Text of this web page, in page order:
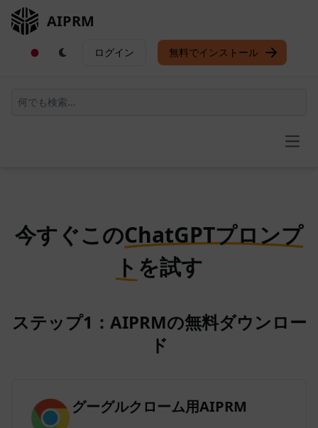
AIPRM
ログイン 無料でインストール
今すぐこのChatGPTプロンプ
ト を試す
ステップ1：AIPRMの無料ダウンロー
ド
グーグルクローム用AIPRM